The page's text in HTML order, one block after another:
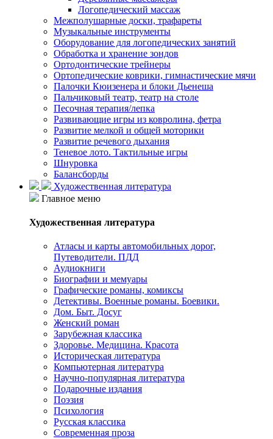
Логопедический массаж
Межполушарные доски, трафареты
Музыкальные инструменты
Оборудование для логопедических занятий
Обработка и хранение зондов
Ортодонтические трейнеры
Ортопедические коврики, гимнастические мячи
Палочки Кюизенера и блоки Дьенеша
Пальчиковый театр, театр на столе
Песочная терапия/лепка
Развивающие игры из ковролина, фетра
Развитие мелкой и общей моторики
Развитие речевого дыхания
Теневое лото. Тактильные игры
Шнуровка
Балансборды
Художественная литература
Главное меню
Художественная литература
Атласы и карты автомобильных дорог,
Путеводители. ПДД
Аудиокниги
Биографии и мемуары
Графические романы, комиксы
Детективы. Военные романы. Боевики.
Дом. Быт. Досуг
Женский роман
Зарубежная классика
Здоровье. Медицина. Красота
Историческая литература
Компьютерная литература
Научно-популярная литература
Подарочные издания
Поэзия
Психология
Русская классика
Современная проза